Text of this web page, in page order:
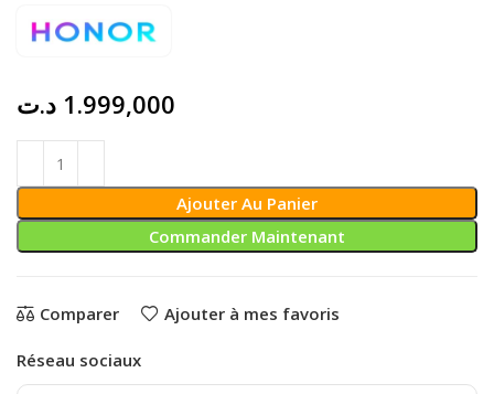
1.999,000 د.ت
Ajouter Au Panier
Commander Maintenant
Comparer Ajouter à mes favoris
Réseau sociaux